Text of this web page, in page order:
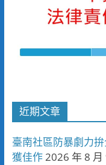
近期文章
臺南社區防暴劇力
獲佳作2026 年 8 月